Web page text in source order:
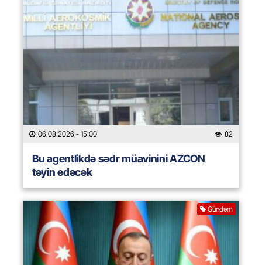
06.08.2026 - 15:00 82
Bu agentlikdə sədr müavinini AZCON
təyin edəcək
Gündəm